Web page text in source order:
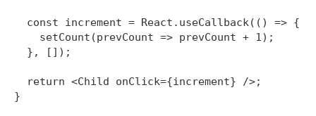
  const increment = React.useCallback(() => {
    setCount(prevCount => prevCount + 1);
  }, []);
  return <Child onClick={increment} />;
}